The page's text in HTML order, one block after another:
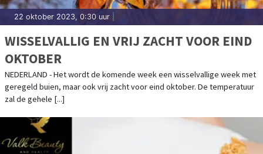
22 oktober 2023, 0:30 uur
WISSELVALLIG EN VRIJ ZACHT VOOR EIND
OKTOBER
NEDERLAND - Het wordt de komende week een wisselvallige week met
geregeld buien, maar ook vrij zacht voor eind oktober. De temperatuur
zal de gehele [...]